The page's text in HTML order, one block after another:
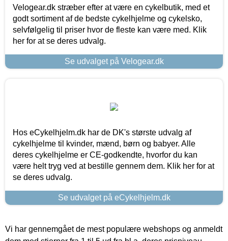
Velogear.dk stræber efter at være en cykelbutik, med et
godt sortiment af de bedste cykelhjelme og cykelsko,
selvfølgelig til priser hvor de fleste kan være med. Klik
her for at se deres udvalg.
Se udvalget på Velogear.dk
Hos eCykelhjelm.dk har de DK's største udvalg af
cykelhjelme til kvinder, mænd, børn og babyer. Alle
deres cykelhjelme er CE-godkendte, hvorfor du kan
være helt tryg ved at bestille gennem dem. Klik her for at
se deres udvalg.
Se udvalget på eCykelhjelm.dk
Vi har gennemgået de mest populære webshops og anmeldt